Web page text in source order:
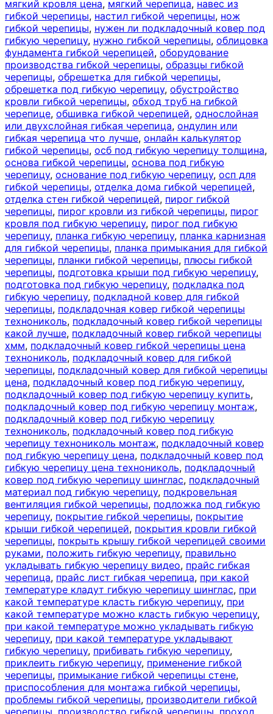
мягкий кровля цена, мягкий черепица, навес из
гибкой черепицы, настил гибкой черепицы, нож
гибкой черепицы, нужен ли подкладочный ковер под
гибкую черепицу, нужно гибкой черепицы, облицовка
фундамента гибкой черепицей, оборудование
производства гибкой черепицы, образцы гибкой
черепицы, обрешетка для гибкой черепицы,
обрешетка под гибкую черепицу, обустройство
кровли гибкой черепицы, обход труб на гибкой
черепице, обшивка гибкой черепицей, однослойная
или двухслойная гибкая черепица, ондулин или
гибкая черепица что лучше, онлайн калькулятор
гибкой черепицы, осб под гибкую черепицу толщина,
основа гибкой черепицы, основа под гибкую
черепицу, основание под гибкую черепицу, осп для
гибкой черепицы, отделка дома гибкой черепицей,
отделка стен гибкой черепицей, пирог гибкой
черепицы, пирог кровли из гибкой черепицы, пирог
кровля под гибкую черепицу, пирог под гибкую
черепицу, планка гибкую черепицу, планка карнизная
для гибкой черепицы, планка примыкания для гибкой
черепицы, планки гибкой черепицы, плюсы гибкой
черепицы, подготовка крыши под гибкую черепицу,
подготовка под гибкую черепицу, подкладка под
гибкую черепицу, подкладной ковер для гибкой
черепицы, подкладочная ковер гибкой черепицы
технониколь, подкладочный ковер гибкой черепицы
какой лучше, подкладочный ковер гибкой черепицы
хмм, подкладочный ковер гибкой черепицы цена
технониколь, подкладочный ковер для гибкой
черепицы, подкладочный ковер для гибкой черепицы
цена, подкладочный ковер под гибкую черепицу,
подкладочный ковер под гибкую черепицу купить,
подкладочный ковер под гибкую черепицу монтаж,
подкладочный ковер под гибкую черепицу
технониколь, подкладочный ковер под гибкую
черепицу технониколь монтаж, подкладочный ковер
под гибкую черепицу цена, подкладочный ковер под
гибкую черепицу цена технониколь, подкладочный
ковер под гибкую черепицу шинглас, подкладочный
материал под гибкую черепицу, подкровельная
вентиляция гибкой черепицы, подложка под гибкую
черепицу, покрытие гибкой черепицы, покрытие
крыши гибкой черепицей, покрытия кровли гибкой
черепицы, покрыть крышу гибкой черепицей своими
руками, положить гибкую черепицу, правильно
укладывать гибкую черепицу видео, прайс гибкая
черепица, прайс лист гибкая черепица, при какой
температуре кладут гибкую черепицу шинглас, при
какой температуре класть гибкую черепицу, при
какой температуре можно класть гибкую черепицу,
при какой температуре можно укладывать гибкую
черепицу, при какой температуре укладывают
гибкую черепицу, прибивать гибкую черепицу,
приклеить гибкую черепицу, применение гибкой
черепицы, примыкание гибкой черепицы стене,
приспособления для монтажа гибкой черепицы,
проблемы гибкой черепицы, производители гибкой
черепицы, производство гибкой черепицы, проход